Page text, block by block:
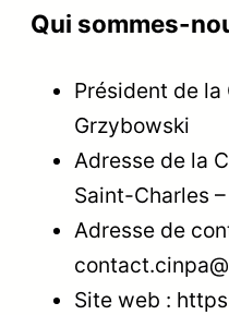
Qui sommes-
Président de la
Grzybowski
Adresse de la
Saint-Charles
Adresse de
Site web :